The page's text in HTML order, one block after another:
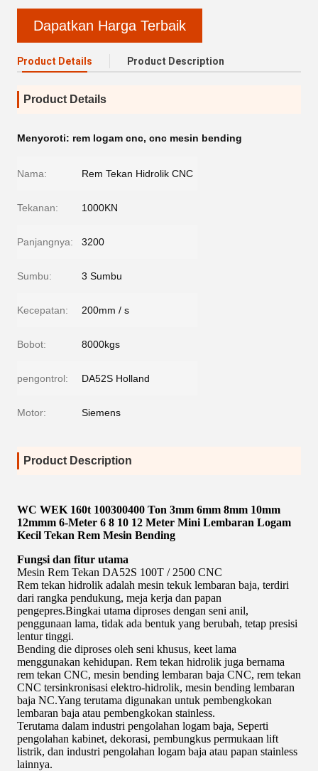
Dapatkan Harga Terbaik
Product Details Product Description
Product Details
Menyoroti: rem logam cnc, cnc mesin bending
Nama: Rem Tekan Hidrolik CNC
Tekanan: 1000KN
Panjangnya: 3200
Sumbu: 3 Sumbu
Kecepatan: 200mm / s
Bobot: 8000kgs
pengontrol: DA52S Holland
Motor: Siemens
Product Description
WC WEK 160t 100300400 Ton 3mm 6mm 8mm 10mm
12mmm 6-Meter 6 8 10 12 Meter Mini Lembaran Logam
Kecil Tekan Rem Mesin Bending
Fungsi dan fitur utama
Mesin Rem Tekan DA52S 100T / 2500 CNC
Rem tekan hidrolik adalah mesin tekuk lembaran baja, terdiri
dari rangka pendukung, meja kerja dan papan
pengepres.Bingkai utama diproses dengan seni anil,
penggunaan lama, tidak ada bentuk yang berubah, tetap presisi
lentur tinggi.
Bending die diproses oleh seni khusus, keet lama
menggunakan kehidupan. Rem tekan hidrolik juga bernama
rem tekan CNC, mesin bending lembaran baja CNC, rem tekan
CNC tersinkronisasi elektro-hidrolik, mesin bending lembaran
baja NC.Yang terutama digunakan untuk pembengkokan
lembaran baja atau pembengkokan stainless.
Terutama dalam industri pengolahan logam baja, Seperti
pengolahan kabinet, dekorasi, pembungkus permukaan lift
listrik, dan industri pengolahan logam baja atau papan stainless
lainnya.